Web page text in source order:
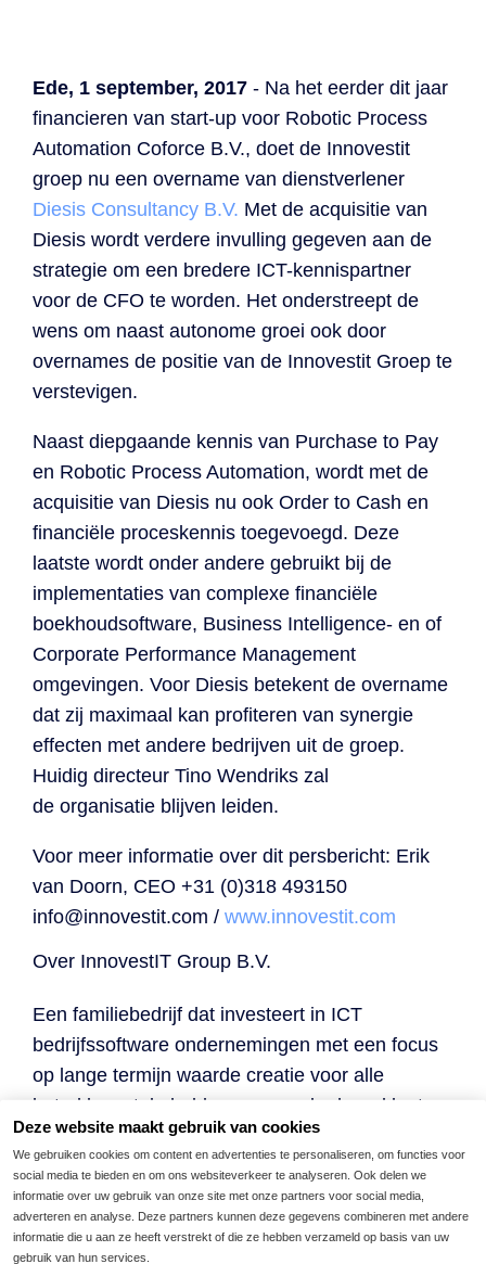
Deze website maakt gebruik van cookies
We gebruiken cookies om content en advertenties te personaliseren, om functies voor
social media te bieden en om ons websiteverkeer te analyseren. Ook delen we
informatie over uw gebruik van onze site met onze partners voor social media,
adverteren en analyse. Deze partners kunnen deze gegevens combineren met andere
informatie die u aan ze heeft verstrekt of die ze hebben verzameld op basis van uw
gebruik van hun services.
Compliance
Spend management
Ede, 1 september, 2017 - Na het eerder dit jaar
financieren van start-up voor Robotic Process
Automation Coforce B.V., doet de Innovestit
groep nu een overname van dienstverlener
Diesis Consultancy B.V. Met de acquisitie van
Diesis wordt verdere invulling gegeven aan de
strategie om een bredere ICT-kennispartner
voor de CFO te worden. Het onderstreept de
wens om naast autonome groei ook door
overnames de positie van de Innovestit Groep te
verstevigen.
Naast diepgaande kennis van Purchase to Pay
en Robotic Process Automation, wordt met de
acquisitie van Diesis nu ook Order to Cash en
financiële proceskennis toegevoegd. Deze
laatste wordt onder andere gebruikt bij de
implementaties van complexe financiële
boekhoudsoftware, Business Intelligence- en of
Corporate Performance Management
omgevingen. Voor Diesis betekent de overname
dat zij maximaal kan profiteren van synergie
effecten met andere bedrijven uit de groep.
Huidig directeur Tino Wendriks zal
de organisatie blijven leiden.
Voor meer informatie over dit persbericht: Erik
van Doorn, CEO +31 (0)318 493150
info@innovestit.com / www.innovestit.com
Over InnovestIT Group B.V.
Een familiebedrijf dat investeert in ICT
bedrijfssoftware ondernemingen met een focus
op lange termijn waarde creatie voor alle
betrokken stakeholders waaronder haar klanten
en medewerkers. Er vallen drie bedrijven onder
de groep. ICreative B.V. /
GmbH (www.icreativep2p.com) die wereldwijd
oplossingen van Basware en Kofax bij
Corporate bedrijven en instanties